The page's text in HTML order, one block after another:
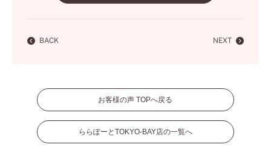
BACK NEXT
お客様の声 TOPへ戻る
ららぽーとTOKYO-BAY店の一覧へ